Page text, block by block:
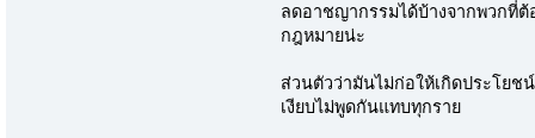
ลดอาชญากรรมได้บ้างจากพวกที่ต้
กฎหมายน่ะ
ส่วนตัวว่ามันไม่ก่อให้เกิดประโยช
เงียบไม่พูดกันแทบทุกราย